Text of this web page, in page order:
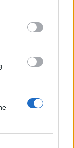
peut se
et perd la
de succès.
Warren
insisté sur le